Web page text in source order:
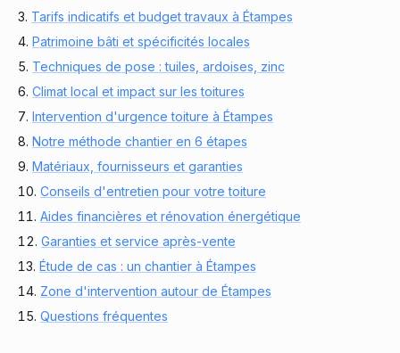
Tarifs indicatifs et budget travaux à Étampes
Patrimoine bâti et spécificités locales
Techniques de pose : tuiles, ardoises, zinc
Climat local et impact sur les toitures
Intervention d'urgence toiture à Étampes
Notre méthode chantier en 6 étapes
Matériaux, fournisseurs et garanties
Conseils d'entretien pour votre toiture
Aides financières et rénovation énergétique
Garanties et service après-vente
Étude de cas : un chantier à Étampes
Zone d'intervention autour de Étampes
Questions fréquentes